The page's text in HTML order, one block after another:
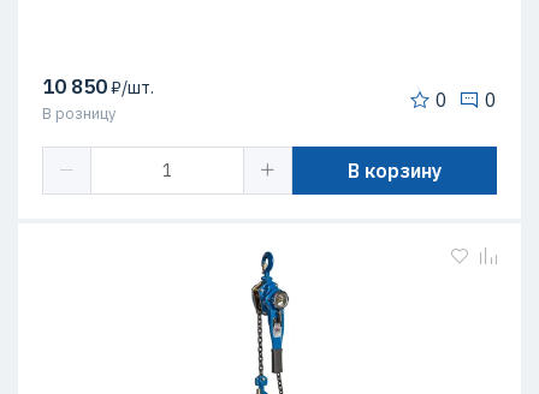
10 850₽/шт.
В розницу
0 0
В корзину